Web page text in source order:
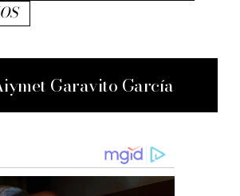
Garavito García